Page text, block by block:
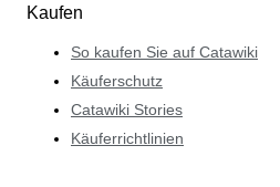
Kaufen
So kaufen Sie auf Catawiki
Käuferschutz
Catawiki Stories
Käuferrichtlinien